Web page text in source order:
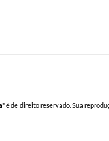
" é de direito reservado. Sua